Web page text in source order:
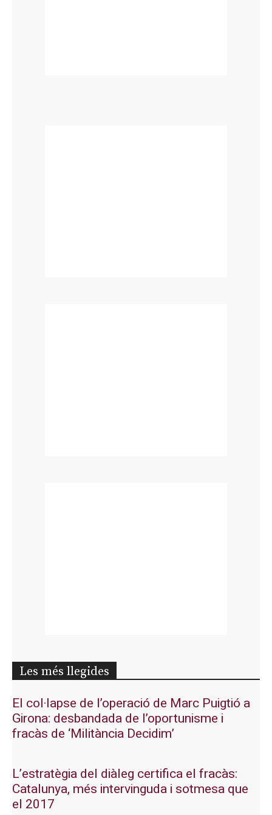
Les més llegides
El col·lapse de l’operació de Marc Puigtió a
Girona: desbandada de l’oportunisme i
fracàs de ‘Militància Decidim’
L’estratègia del diàleg certifica el fracàs:
Catalunya, més intervinguda i sotmesa que
el 2017